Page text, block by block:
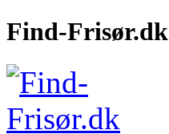
Find-Frisør.dk